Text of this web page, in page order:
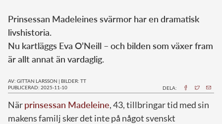
Prinsessan Madeleines svärmor har en dramatisk
livshistoria.
Nu kartläggs Eva O’Neill – och bilden som växer fram
är allt annat än vardaglig.
AV: GITTAN LARSSON | BILDER: TT
PUBLICERAD: 2025-11-10
DELA:
Närprinsessan Madeleine, 43, tillbringar tid med sin
makens familj sker det inte på något svenskt